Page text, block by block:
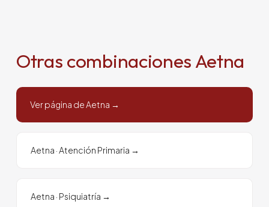
Otras combinaciones Aetna
Ver página de Aetna →
Aetna ·Atención Primaria →
Aetna · Psiquiatría →